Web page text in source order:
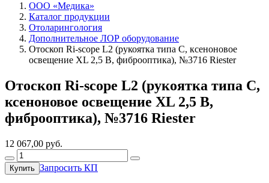
ООО «Медика»
Каталог продукции
Отоларингология
Дополнительное ЛОР оборудование
Отоскоп Ri-scope L2 (рукоятка типа С, ксеноновое
освещение XL 2,5 В, фиброоптика), №3716 Riеster
Отоскоп Ri-scope L2 (рукоятка типа С,
ксеноновое освещение XL 2,5 В,
фиброоптика), №3716 Riеster
12 067,00 руб.
Купить Запросить КП